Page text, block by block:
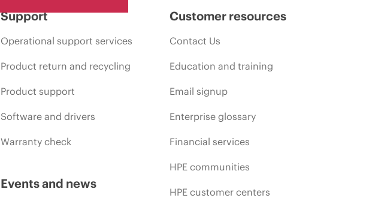
Support
Operational support services
Product return and recycling
Product support
Software and drivers
Warranty check
Events and news
Customer resources
Contact Us
Education and training
Email signup
Enterprise glossary
Financial services
HPE communities
HPE customer centers